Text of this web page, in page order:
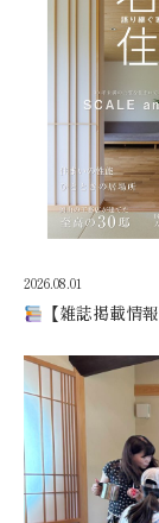
2026.08.01
【雑誌掲載情